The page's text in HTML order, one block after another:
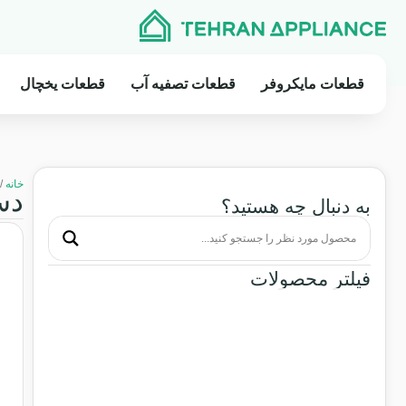
قطعات مایکروفر قطعات تصفیه آب قطعات یخچال
به دنبال چه هستید؟
فیلتر محصولات
خانه